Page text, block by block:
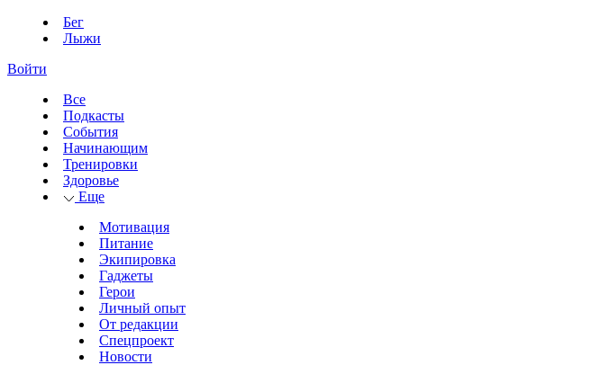
Бег
Лыжи
Войти
Все
Подкасты
События
Начинающим
Тренировки
Здоровье
Еще
Мотивация
Питание
Экипировка
Гаджеты
Герои
Личный опыт
От редакции
Спецпроект
Новости